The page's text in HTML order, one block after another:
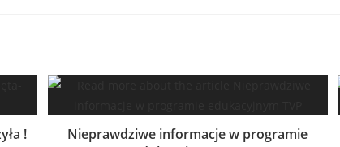
!
Nieprawdziwe informacje w programie